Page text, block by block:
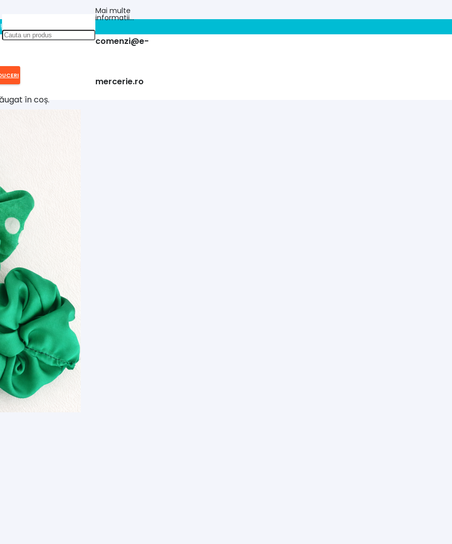
Mai multe
informatii…
comenzi@e-
mercerie.ro
în coș.